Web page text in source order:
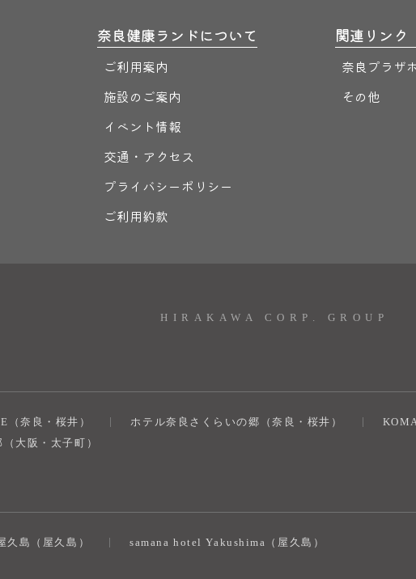
奈良健康ランドについて
ご利用案内
施設のご案内
イベント情報
交通・アクセス
プライバシーポリシー
ご利用約款
関連リンク
奈良プラザ
その他
HIRAKAWA CORP. GROUP
（奈良・桜井） ホテル奈良さくらいの郷（奈良・桜井）
大阪・太子町）
島（屋久島） samana hotel Yakushima（屋久島）